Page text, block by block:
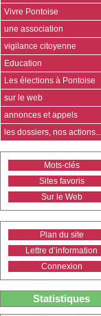
Vivre Pontoise
une association
vigilance citoyenne
Education
Les élections à Pontoise
sur le web
annonces et appels
les dossiers, nos actions...
Mots-clés
Sites favoris
Sur le Web
Plan du site
Lettre d’information
Connexion
Statistiques